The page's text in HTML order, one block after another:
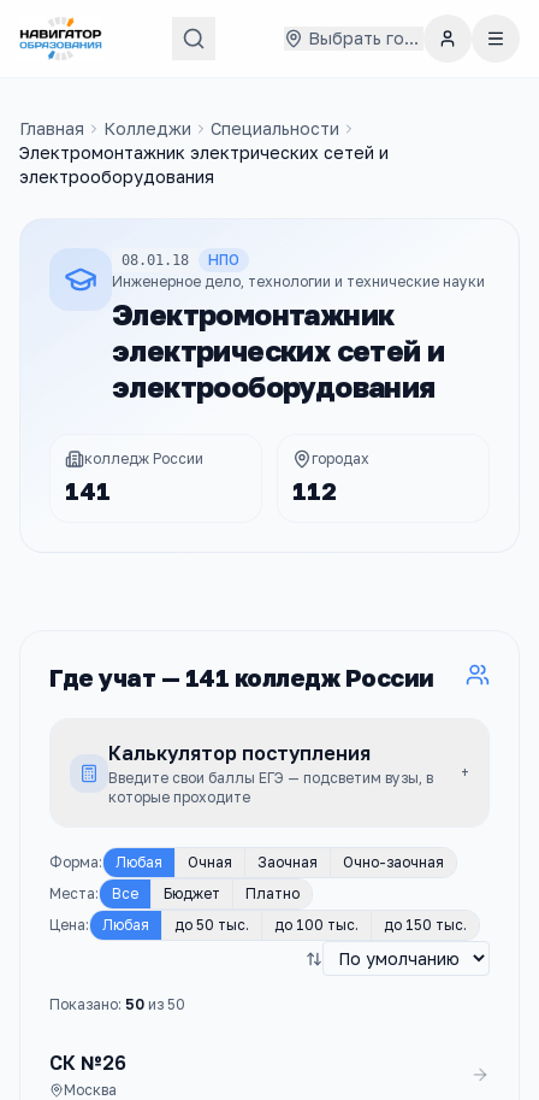
Выбрать город
Главная Колледжи
Специальности
Электромонтажник электрических сетей и
электрооборудования
08.01.18
НПО
Инженерное дело, технологии и технические науки
Электромонтажник
электрических сетей и
электрооборудования
колледж России
141
городах
112
Где учат — 141 колледж России
Калькулятор поступления
Введите свои баллы ЕГЭ — подсветим вузы, в
которые проходите
+
Форма: Любая Очная Заочная
Очно-заочная
Места: Все Бюджет
Платно
Цена: Любая до 50 тыс. до 100 тыс. до 150 тыс.
Показано: 50 из 50
СК №26
Москва